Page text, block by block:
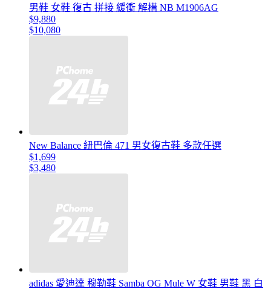
男鞋 女鞋 復古 拼接 緩衝 解構 NB M1906AG
$9,880
$10,080
New Balance 紐巴倫 471 男女復古鞋 多款任選
$1,699
$3,480
adidas 愛迪達 穆勒鞋 Samba OG Mule W 女鞋 男鞋 黑 白